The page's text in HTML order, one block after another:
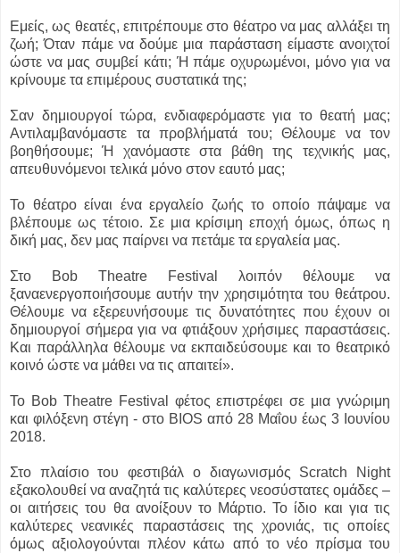
Εμείς, ως θεατές, επιτρέπουμε στο θέατρο να μας αλλάξει τη
ζωή; Όταν πάμε να δούμε μια παράσταση είμαστε ανοιχτοί
ώστε να μας συμβεί κάτι; Ή πάμε οχυρωμένοι, μόνο για να
κρίνουμε τα επιμέρους συστατικά της;
Σαν δημιουργοί τώρα, ενδιαφερόμαστε για το θεατή μας;
Αντιλαμβανόμαστε τα προβλήματά του; Θέλουμε να τον
βοηθήσουμε; Ή χανόμαστε στα βάθη της τεχνικής μας,
απευθυνόμενοι τελικά μόνο στον εαυτό μας;
Το θέατρο είναι ένα εργαλείο ζωής το οποίο πάψαμε να
βλέπουμε ως τέτοιο. Σε μια κρίσιμη εποχή όμως, όπως η
δική μας, δεν μας παίρνει να πετάμε τα εργαλεία μας.
Στο Bob Theatre Festival λοιπόν θέλουμε να
ξαναενεργοποιήσουμε αυτήν την χρησιμότητα του θεάτρου.
Θέλουμε να εξερευνήσουμε τις δυνατότητες που έχουν οι
δημιουργοί σήμερα για να φτιάξουν χρήσιμες παραστάσεις.
Και παράλληλα θέλουμε να εκπαιδεύσουμε και το θεατρικό
κοινό ώστε να μάθει να τις απαιτεί».
Το Bob Theatre Festival φέτος επιστρέφει σε μια γνώριμη
και φιλόξενη στέγη - στο BIOS από 28 Μαΐου έως 3 Ιουνίου
2018.
Στο πλαίσιο του φεστιβάλ ο διαγωνισμός Scratch Night
εξακολουθεί να αναζητά τις καλύτερες νεοσύστατες ομάδες –
οι αιτήσεις του θα ανοίξουν το Μάρτιο. Το ίδιο και για τις
καλύτερες νεανικές παραστάσεις της χρονιάς, τις οποίες
όμως αξιολογούνται πλέον κάτω από το νέο πρίσμα του